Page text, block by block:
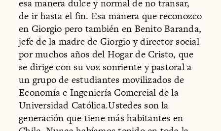
esa manera dulce y normal de no transar,
de ir hasta el fin. Esa manera que reconozco
en Giorgio pero también en Benito Baranda,
jefe de la madre de Giorgio y director social
por muchos años del Hogar de Cristo, que
se dirige con su voz sonriente y pastoral a
un grupo de estudiantes movilizados de
Economía e Ingeniería Comercial de la
Universidad Católica.Ustedes son la
generación que tiene más habitantes en